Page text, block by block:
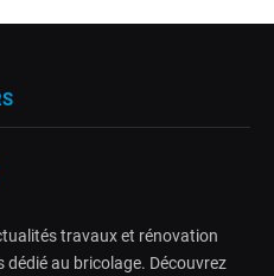
travaux et rénovation
au bricolage. Découvrez